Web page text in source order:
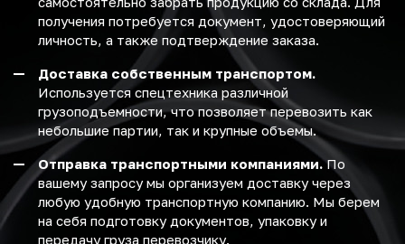
получения потребуется документ, удостоверяющий
личность, а также подтверждение заказа.
Доставка собственным транспортом.
Используется спецтехника различной
грузоподъемности, что позволяет перевозить как
небольшие партии, так и крупные объемы.
Отправка транспортными компаниями.По
вашему запросу мы организуем доставку через
любую удобную транспортную компанию. Мы берем
на себя подготовку документов, упаковку и
передачу груза перевозчику.